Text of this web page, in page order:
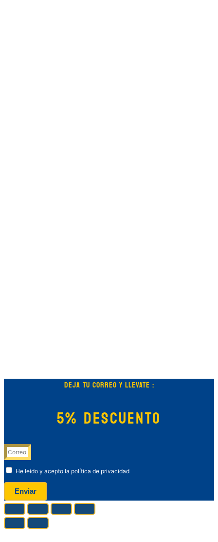
DEJA TU CORREO Y LLEVATE :
5% DESCUENTO
He leído y acepto la política de privacidad
Enviar